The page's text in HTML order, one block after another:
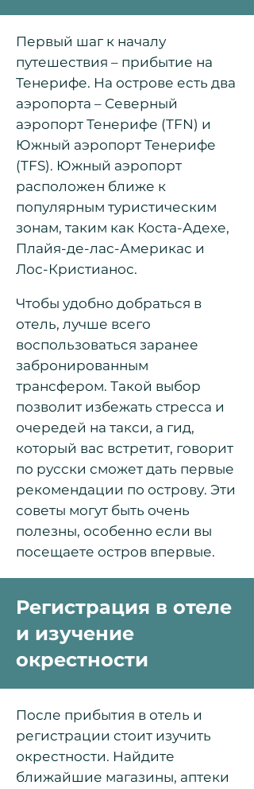
Первый шаг к началу
путешествия – прибытие на
Тенерифе. На острове есть два
аэропорта – Северный
аэропорт Тенерифе (TFN) и
Южный аэропорт Тенерифе
(TFS). Южный аэропорт
расположен ближе к
популярным туристическим
зонам, таким как Коста-Адехе,
Плайя-де-лас-Америкас и
Лос-Кристианос.
Чтобы удобно добраться в
отель, лучше всего
воспользоваться заранее
забронированным
трансфером. Такой выбор
позволит избежать стресса и
очередей на такси, а гид,
который вас встретит, говорит
по русски сможет дать первые
рекомендации по острову. Эти
советы могут быть очень
полезны, особенно если вы
посещаете остров впервые.
Регистрация в отеле
и изучение
окрестности
После прибытия в отель и
регистрации стоит изучить
окрестности. Найдите
ближайшие магазины, аптеки